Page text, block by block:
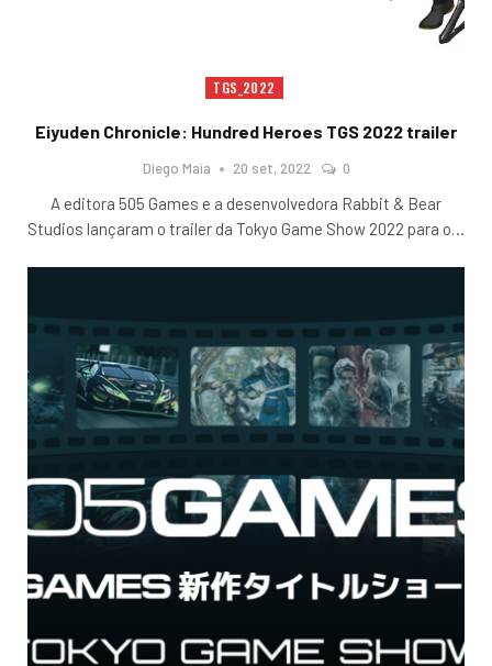
TGS_2022
Eiyuden Chronicle: Hundred Heroes TGS 2022 trailer
Diego Maia 20 set, 2022 0
A editora 505 Games e a desenvolvedora Rabbit & Bear
Studios lançaram o trailer da Tokyo Game Show 2022 para o…